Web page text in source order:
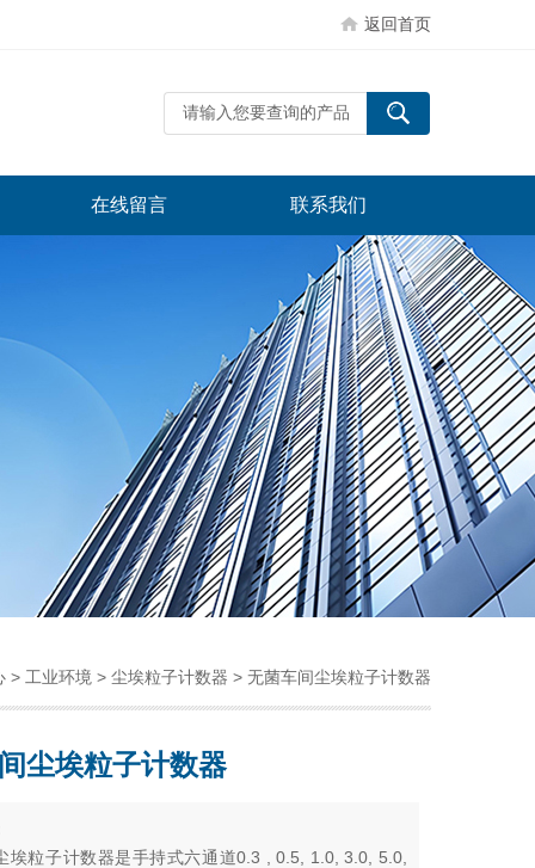
返回首页
在线留言 联系我们
> 工业环境 > 尘埃粒子计数器 > 无菌车间尘埃粒子计数器
尘埃粒子计数器
埃粒子计数器是手持式六通道0.3 , 0.5, 1.0, 3.0, 5.0,